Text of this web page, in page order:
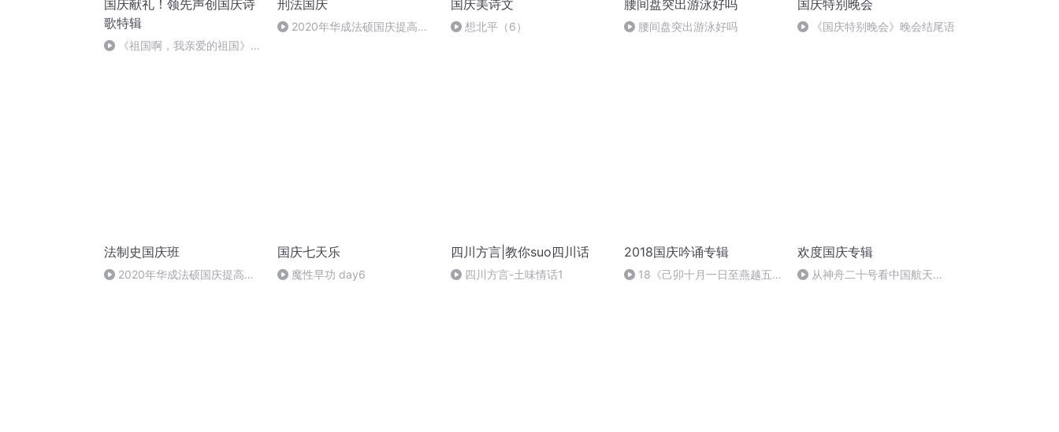
国庆献礼！领先声创国庆诗
歌特辑
《祖国啊，我亲爱的祖国》温
刑法国庆
2020年华成法硕国庆提高班
国庆美诗文
想北平（6）
腰间盘突出游泳好吗
腰间盘突出游泳好吗
国庆特别晚会
《国庆特别晚会》晚会结尾语
法制史国庆班
2020年华成法硕国庆提高班
国庆七天乐
魔性早功 day6
四川方言|教你suo四川话
四川方言-土味情话1
2018国庆吟诵专辑
18《己卯十月一日至燕越五
欢度国庆专辑
从神舟二十号看中国航天